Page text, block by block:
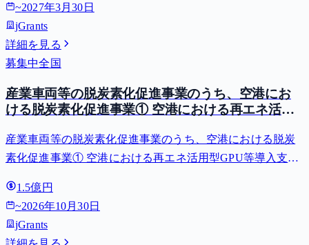
~2027年3月30日
jGrants
詳細を見る
募集中全国
産業車両等の脱炭素化促進事業のうち、空港にお
ける脱炭素化促進事業① 空港における再エネ活用
費等補助金）
産業車両等の脱炭素化促進事業のうち、空港における脱炭
素化促進事業① 空港における再エネ活用型GPU等導入支援
1.5億円
~2026年10月30日
jGrants